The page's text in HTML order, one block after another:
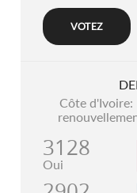
Côte d'Ivoire:
3128
Oui